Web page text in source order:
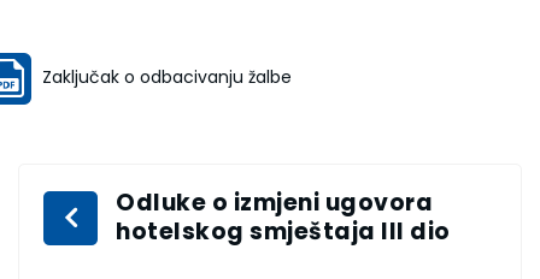
Zaključak o odbacivanju žalbe
Odluke o izmjeni ugovora
hotelskog smještaja III dio